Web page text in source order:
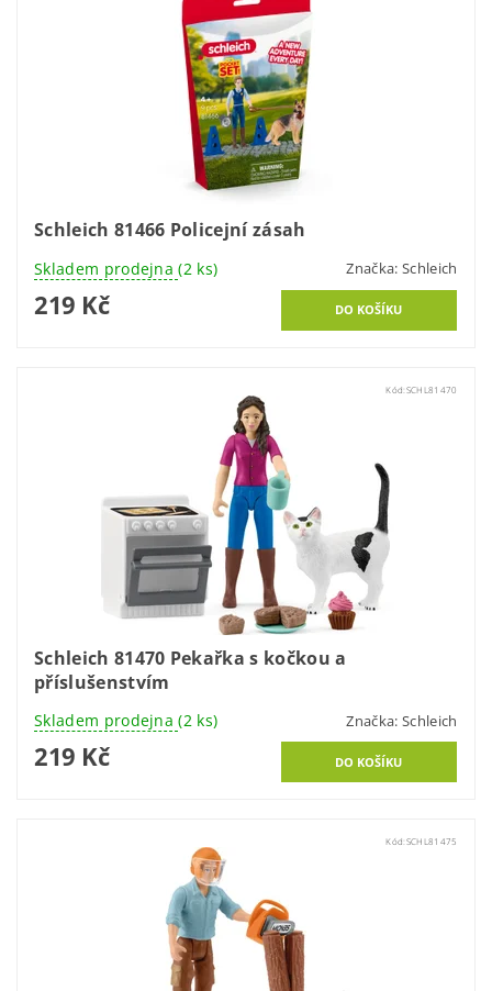
Schleich 81466 Policejní zásah
Skladem prodejna(2 ks) Značka: Schleich
219 Kč
Kód: SCHL81470
Schleich 81470 Pekařka s kočkou a
příslušenstvím
Skladem prodejna(2 ks) Značka: Schleich
219 Kč
Kód:SCHL81475